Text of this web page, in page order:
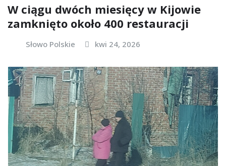
W ciągu dwóch miesięcy w Kijowie
zamknięto około 400 restauracji
Słowo Polskie kwi 24, 2026